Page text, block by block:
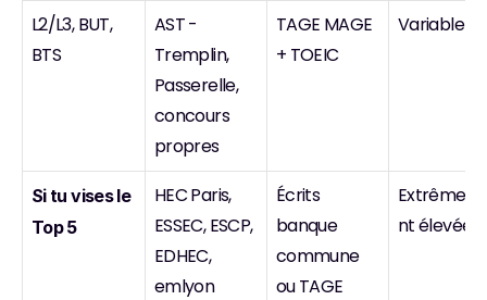
L2/L3, BUT,
BTS
AST -
Tremplin,
Passerelle,
concours
propres
TAGE MAGE
+ TOEIC
Variable
Si tu vises le
Top 5
HEC Paris,
ESSEC, ESCP,
EDHEC,
emlyon
Écrits
banque
commune
ou TAGE
nt élevée